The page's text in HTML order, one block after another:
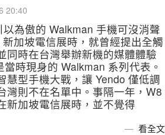
20:40
為傲的 Walkman 手機可沒消聲
加坡電信展時，就曾經提出全觸
同時在台灣舉辦新機的媒體體驗
時現身的 Walkman 系列代表。
慧型手機大戰，讓 Yendo 僅低調
灣則不在名單中。事隔一年，W8
新加坡電信展時，並不覺得
看全文